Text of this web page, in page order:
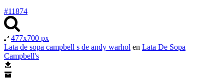
#11874
477x700 px
Lata de sopa campbell s de andy warhol en Lata De Sopa
Campbell's